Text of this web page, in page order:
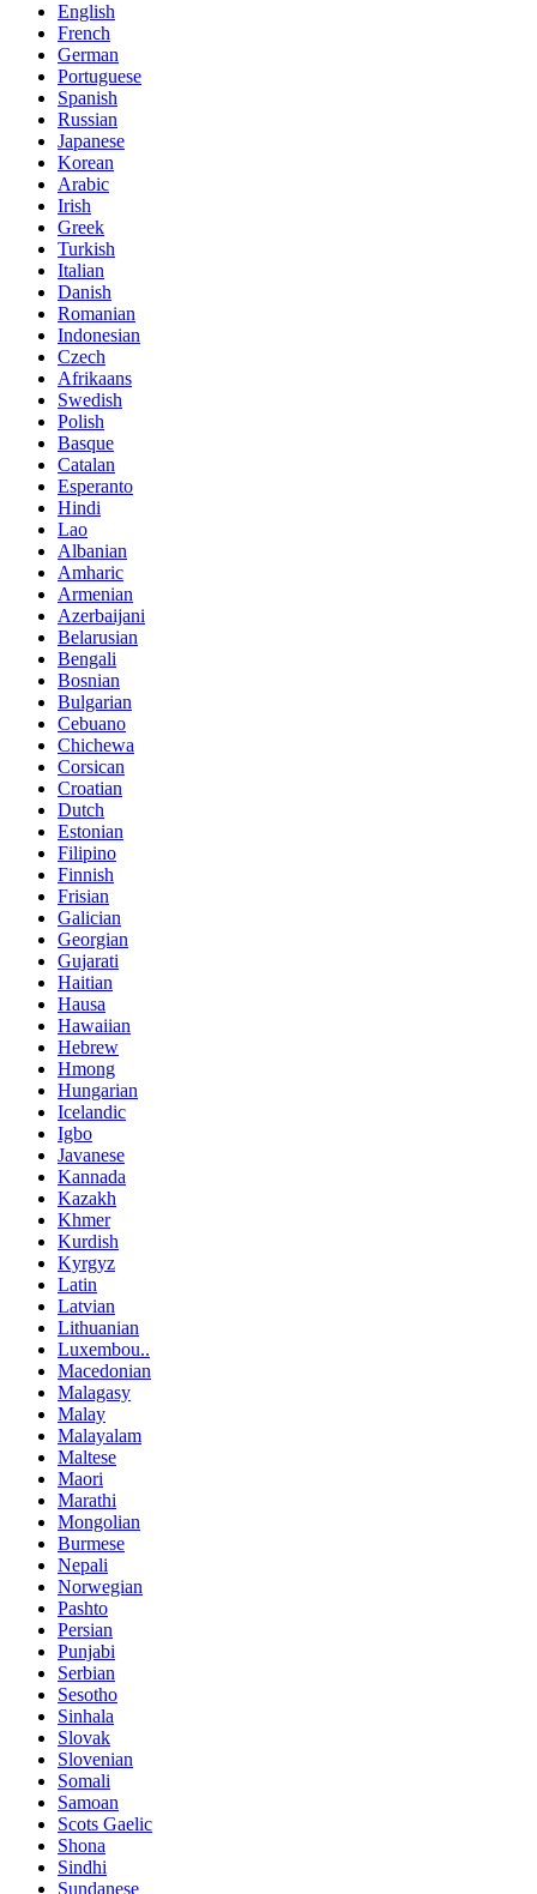
English
French
German
Portuguese
Spanish
Russian
Japanese
Korean
Arabic
Irish
Greek
Turkish
Italian
Danish
Romanian
Indonesian
Czech
Afrikaans
Swedish
Polish
Basque
Catalan
Esperanto
Hindi
Lao
Albanian
Amharic
Armenian
Azerbaijani
Belarusian
Bengali
Bosnian
Bulgarian
Cebuano
Chichewa
Corsican
Croatian
Dutch
Estonian
Filipino
Finnish
Frisian
Galician
Georgian
Gujarati
Haitian
Hausa
Hawaiian
Hebrew
Hmong
Hungarian
Icelandic
Igbo
Javanese
Kannada
Kazakh
Khmer
Kurdish
Kyrgyz
Latin
Latvian
Lithuanian
Luxembou..
Macedonian
Malagasy
Malay
Malayalam
Maltese
Maori
Marathi
Mongolian
Burmese
Nepali
Norwegian
Pashto
Persian
Punjabi
Serbian
Sesotho
Sinhala
Slovak
Slovenian
Somali
Samoan
Scots Gaelic
Shona
Sindhi
Sundanese